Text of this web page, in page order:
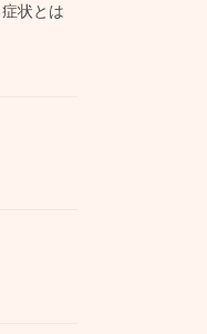
状とは